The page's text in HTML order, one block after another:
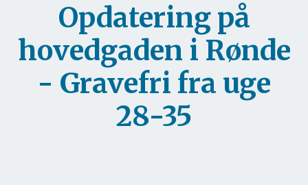
Opdatering på
hovedgaden i Rønde
- Gravefri fra uge
28-35